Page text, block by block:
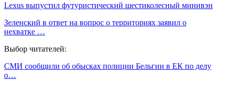
Lexus выпустил футуристический шестиколесный минивэн
Зеленский в ответ на вопрос о территориях заявил о
нехватке …
Выбор читателей:
СМИ сообщили об обысках полиции Бельгии в ЕК по делу
о…